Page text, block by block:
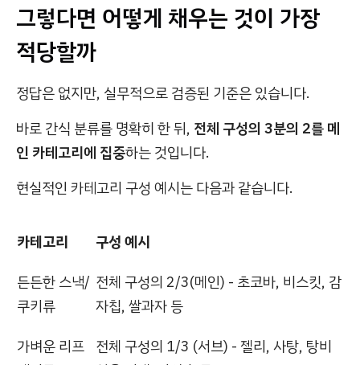
그렇다면 어떻게 채우는 것이 가장
적당할까
정답은 없지만, 실무적으로 검증된 기준은 있습니다.
바로 간식 분류를 명확히 한 뒤, 전체 구성의 3분의 2를 메
인 카테고리에 집중하는 것입니다.
현실적인 카테고리 구성 예시는 다음과 같습니다.
카테고리
구성 예시
든든한 스낵/
쿠키류
전체 구성의 2/3(메인) - 초코바, 비스킷, 감
자칩, 쌀과자 등
가벼운 리프 전체 구성의 1/3 (서브) - 젤리, 사탕, 탕비